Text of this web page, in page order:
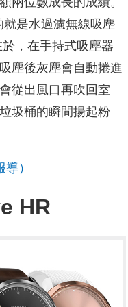
是水過濾無線吸塵
，在手持式吸塵器
塵後灰塵會自動捲進
從出風口再吹回室
圾桶的瞬間揚起粉
）
HR